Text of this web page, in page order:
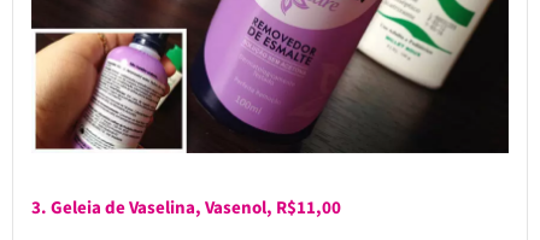
3. Geleia de Vaselina, Vasenol, R$11,00